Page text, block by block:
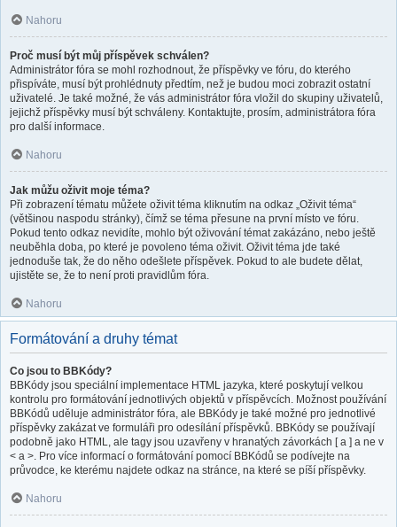
Nahoru
Proč musí být můj příspěvek schválen?
Administrátor fóra se mohl rozhodnout, že příspěvky ve fóru, do kterého
přispíváte, musí být prohlédnuty předtím, než je budou moci zobrazit ostatní
uživatelé. Je také možné, že vás administrátor fóra vložil do skupiny uživatelů,
jejichž příspěvky musí být schváleny. Kontaktujte, prosím, administrátora fóra
pro další informace.
Nahoru
Jak můžu oživit moje téma?
Při zobrazení tématu můžete oživit téma kliknutím na odkaz „Oživit téma“
(většinou naspodu stránky), čímž se téma přesune na první místo ve fóru.
Pokud tento odkaz nevidíte, mohlo být oživování témat zakázáno, nebo ještě
neuběhla doba, po které je povoleno téma oživit. Oživit téma jde také
jednoduše tak, že do něho odešlete příspěvek. Pokud to ale budete dělat,
ujistěte se, že to není proti pravidlům fóra.
Nahoru
Formátování a druhy témat
Co jsou to BBKódy?
BBKódy jsou speciální implementace HTML jazyka, které poskytují velkou
kontrolu pro formátování jednotlivých objektů v příspěvcích. Možnost používání
BBKódů uděluje administrátor fóra, ale BBKódy je také možné pro jednotlivé
příspěvky zakázat ve formuláři pro odesílání příspěvků. BBKódy se používají
podobně jako HTML, ale tagy jsou uzavřeny v hranatých závorkách [ a ] a ne v
< a >. Pro více informací o formátování pomocí BBKódů se podívejte na
průvodce, ke kterému najdete odkaz na stránce, na které se píší příspěvky.
Nahoru